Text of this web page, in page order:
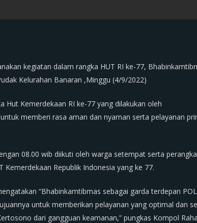
kegiatan dalam rangka HUT RI ke-77,
Kelurahan Banaran ,Minggu (4/9/2022)
Hut Kemerdekaan RI ke-77 yang dilakukan oleh
memberi rasa aman dan nyaman serta pelayanan
08.00 wib diikuti oleh warga setempat serta
Republik Indonesia yang ke 77.
“Bhabinkamtibmas sebagai garda terdepan
untuk memberikan pelayanan yang optimal dan
dari gangguan keamanan,” pungkas Kompol